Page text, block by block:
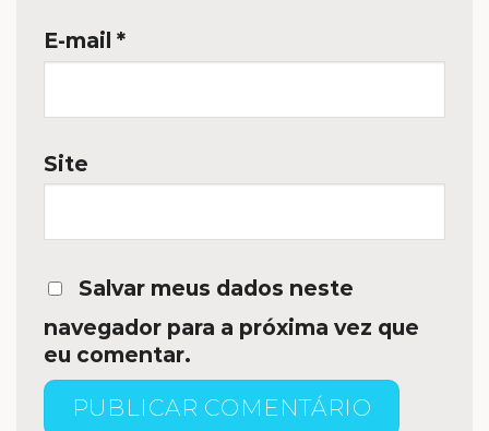
E-mail *
Site
Salvar meus dados neste
navegador para a próxima vez que
eu comentar.